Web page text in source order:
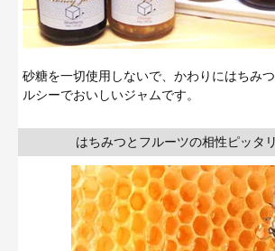
砂糖を一切使用しないで、かわりにはちみ
ルシーでおいしいジャムです。
はちみつとフルーツの相性ピッタ